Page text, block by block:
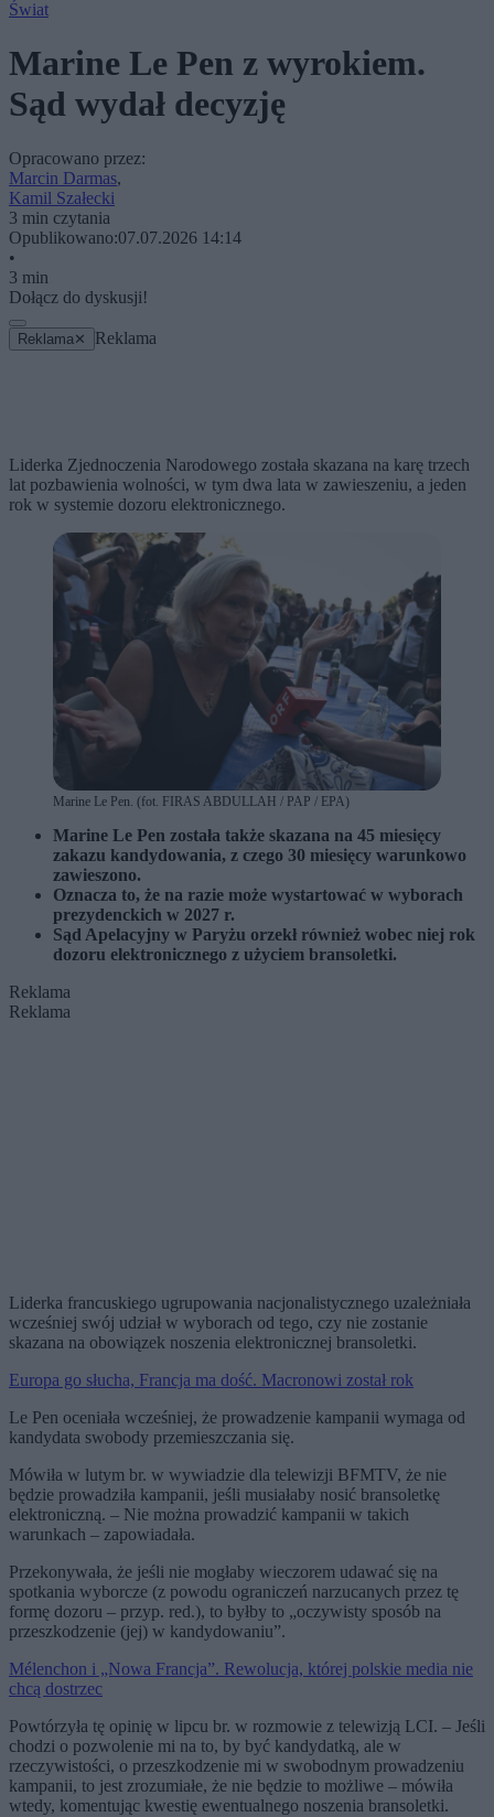
Świat
Marine Le Pen z wyrokiem.
Sąd wydał decyzję
Opracowano przez:
Marcin Darmas,
Kamil Szałecki
3 min czytania
Opublikowano:07.07.2026 14:14
•
3 min
Dołącz do dyskusji!
Reklama ✕ Reklama
Liderka Zjednoczenia Narodowego została skazana na karę trzech
lat pozbawienia wolności, w tym dwa lata w zawieszeniu, a jeden
rok w systemie dozoru elektronicznego.
Marine Le Pen. (fot. FIRAS ABDULLAH / PAP / EPA)
Marine Le Pen została także skazana na 45 miesięcy
zakazu kandydowania, z czego 30 miesięcy warunkowo
zawieszono.
Oznacza to, że na razie może wystartować w wyborach
prezydenckich w 2027 r.
Sąd Apelacyjny w Paryżu orzekł również wobec niej rok
dozoru elektronicznego z użyciem bransoletki.
Reklama
Reklama
Liderka francuskiego ugrupowania nacjonalistycznego uzależniała
wcześniej swój udział w wyborach od tego, czy nie zostanie
skazana na obowiązek noszenia elektronicznej bransoletki.
Europa go słucha, Francja ma dość. Macronowi został rok
Le Pen oceniała wcześniej, że prowadzenie kampanii wymaga od
kandydata swobody przemieszczania się.
Mówiła w lutym br. w wywiadzie dla telewizji BFMTV, że nie
będzie prowadziła kampanii, jeśli musiałaby nosić bransoletkę
elektroniczną. – Nie można prowadzić kampanii w takich
warunkach – zapowiadała.
Przekonywała, że jeśli nie mogłaby wieczorem udawać się na
spotkania wyborcze (z powodu ograniczeń narzucanych przez tę
formę dozoru – przyp. red.), to byłby to „oczywisty sposób na
przeszkodzenie (jej) w kandydowaniu”.
Mélenchon i „Nowa Francja”. Rewolucja, której polskie media nie
chcą dostrzec
Powtórzyła tę opinię w lipcu br. w rozmowie z telewizją LCI. – Jeśli
chodzi o pozwolenie mi na to, by być kandydatką, ale w
rzeczywistości, o przeszkodzenie mi w swobodnym prowadzeniu
kampanii, to jest zrozumiałe, że nie będzie to możliwe – mówiła
wtedy, komentując kwestię ewentualnego noszenia bransoletki.